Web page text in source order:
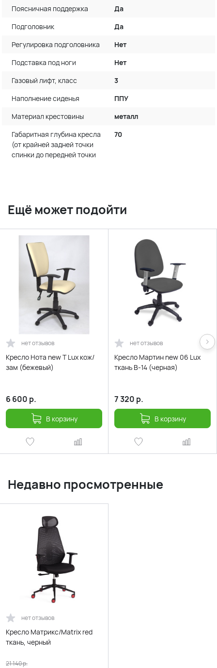
Поясничная поддержка
Да
Подголовник
Да
Регулировка подголовника
Нет
Подставка под ноги
Нет
Газовый лифт, класс
3
Наполнение сиденья
ППУ
Материал крестовины
металл
Габаритная глубина кресла
(от крайней задней точки
спинки до передней точки
70
Ещё может подойти
нет отзывов
Кресло Нота new Т Lux кож/
зам (бежевый)
6 600 р.
В корзину
нет отзывов
Кресло Мартин new 06 Lux
ткань В-14 (черная)
7 320 р.
В корзину
Недавно просмотренные
нет отзывов
Кресло Матрикс/Matrix red
ткань, черный
21 140р.